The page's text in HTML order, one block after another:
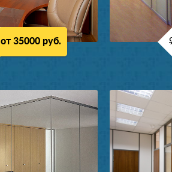
от 35000 руб.